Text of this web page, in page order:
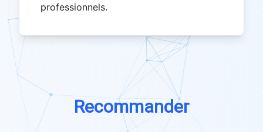
professionnels.
Recommander